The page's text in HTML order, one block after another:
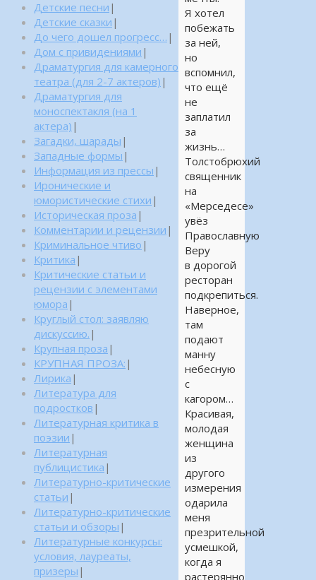
Я хотел
побежать
за ней,
но
вспомнил,
что ещё
не
заплатил
за
жизнь…
Толстобрюхий
священник
на
«Мерседесе»
увёз
Православную
Веру
в дорогой
ресторан
подкрепиться.
Наверное,
там
подают
манну
небесную
с
кагором…
Красивая,
молодая
женщина
из
другого
измерения
одарила
меня
презрительной
усмешкой,
когда я
растерянно
Детские песни |
Детские сказки |
До чего дошел прогресс… |
Дом с привидениями |
Драматургия для камерного
театра (для 2-7 актеров) |
Драматургия для
моноспектакля (на 1
актера) |
Загадки, шарады |
Западные формы |
Информация из прессы |
Иронические и
юмористические стихи |
Историческая проза |
Комментарии и рецензии |
Криминальное чтиво |
Критика |
Критические статьи и
рецензии с элементами
юмора |
Круглый стол: заявляю
дискуссию. |
Крупная проза |
КРУПНАЯ ПРОЗА: |
Лирика |
Литература для
подростков |
Литературная критика в
поэзии |
Литературная
публицистика |
Литературно-критические
статьи |
Литературно-критические
статьи и обзоры |
Литературные конкурсы:
условия, лауреаты,
призеры |